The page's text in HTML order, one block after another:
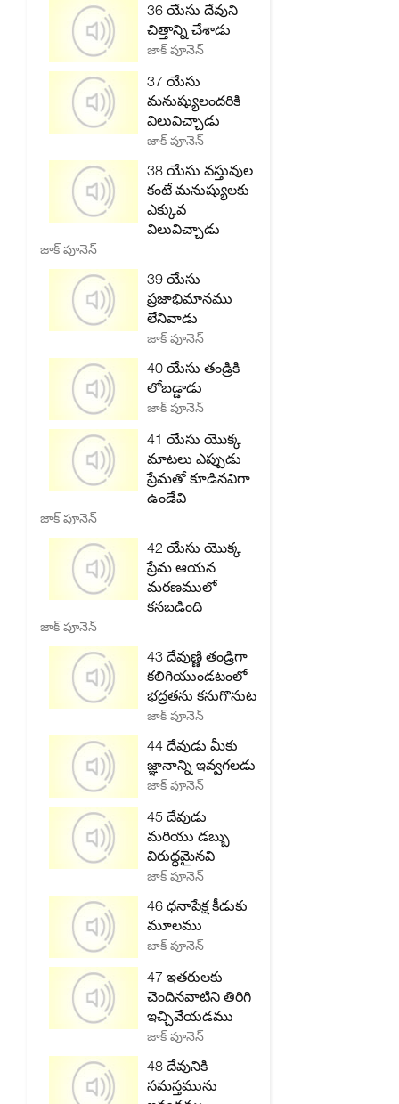
36 యేసు దేవుని
చిత్తాన్ని చేశాడు
జాక్ పూనెన్
37 యేసు
మనుష్యులందరికి
విలువిచ్చాడు
జాక్ పూనెన్
38 యేసు వస్తువుల
కంటే మనుష్యులకు
ఎక్కువ
విలువిచ్చాడు
జాక్ పూనెన్
39 యేసు
ప్రజాభిమానము
లేనివాడు
జాక్ పూనెన్
40 యేసు తండ్రికి
లోబడ్డాడు
జాక్ పూనెన్
41 యేసు యొక్క
మాటలు ఎప్పుడు
ప్రేమతో కూడినవిగా
ఉండేవి
జాక్ పూనెన్
42 యేసు యొక్క
ప్రేమ ఆయన
మరణములో
కనబడింది
జాక్ పూనెన్
43 దేవుణ్ణి తండ్రిగా
కలిగియుండటంలో
భద్రతను కనుగొనుట
జాక్ పూనెన్
44 దేవుడు మీకు
జ్ఞానాన్ని ఇవ్వగలడు
జాక్ పూనెన్
45 దేవుడు
మరియు డబ్బు
విరుద్ధమైనవి
జాక్ పూనెన్
46 ధనాపేక్ష కీడుకు
మూలము
జాక్ పూనెన్
47 ఇతరులకు
చెందినవాటిని తిరిగి
ఇచ్చివేయడము
జాక్ పూనెన్
48 దేవునికి
సమస్తమును